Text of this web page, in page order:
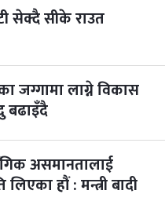
सेक्दै सीके राउत
जग्गामा लाग्ने विकास
बढाइँदै
असमानतालाई
लिएका हौं : मन्त्री बादी